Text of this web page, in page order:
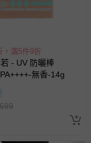
，滿5件9折
- UV 防曬棒
無香-14g
699